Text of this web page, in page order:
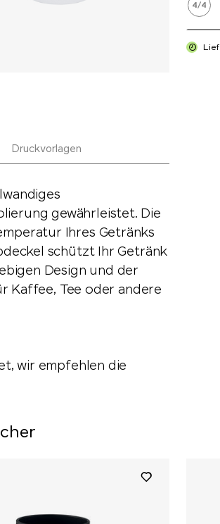
Druckvorlagen
gewährleistet. Die
Ihres Getränks
schützt Ihr Getränk
Design und der
Kaffee, Tee oder andere
wir empfehlen die
4/4